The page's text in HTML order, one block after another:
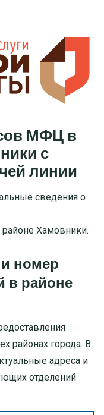
МФЦ в
с
линии
сведения о
Хамовники.
номер
в районе
районах города. В
адреса и
отделений